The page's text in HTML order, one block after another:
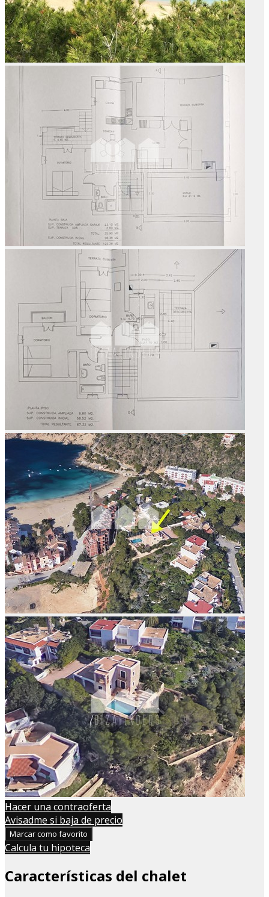
Hacer una contraoferta
Avisadme si baja de precio
Marcar como favorito
Calcula tu hipoteca
Características del chalet